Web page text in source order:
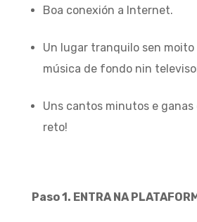
Boa conexión a Internet.
Un lugar tranquilo sen
música de fondo nin
Uns cantos minutos e
reto!
Paso 1. ENTRA NA